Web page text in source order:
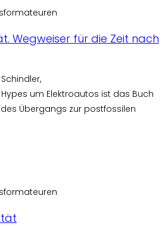
Wegweiser für die Zeit nach
um Elektroautos ist das Buch
Übergangs zur postfossilen